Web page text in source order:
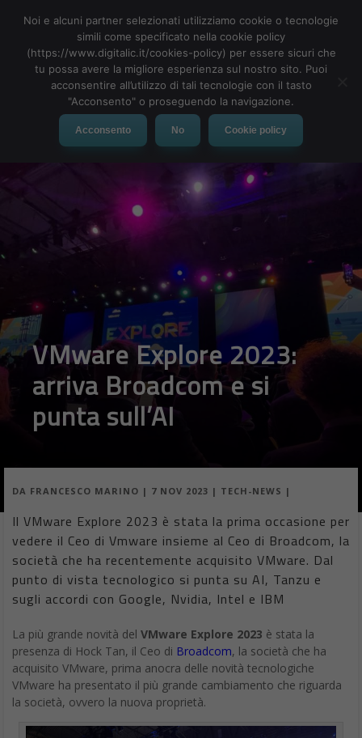
MENU
VMware Explore 2023:
arriva Broadcom e si
punta sull’AI
DAFRANCESCO MARINO|7 NOV 2023|TECH-NEWS|
Il VMware Explore 2023 è stata la prima occasione per
vedere il Ceo di Vmware insieme al Ceo di Broadcom, la
società che ha recentemente acquisito VMware. Dal
punto di vista tecnologico si punta su AI, Tanzu e
sugli accordi con Google, Nvidia, Intel e IBM
La più grande novità delVMware Explore 2023 è stata la
acquisito VMware, prima anocra delle novità tecnologiche
VMware ha presentato il più grande cambiamento che riguarda
la società, ovvero la nuova proprietà.
Noi e alcuni partner selezionati utilizziamo cookie o tecnologie
simili come specificato nella cookie policy
(https://www.digitalic.it/cookies-policy) per essere sicuri che
tu possa avere la migliore esperienza sul nostro sito. Puoi
acconsentire all’utilizzo di tali tecnologie con il tasto
"Acconsento" o proseguendo la navigazione.
Acconsento No Cookie policy